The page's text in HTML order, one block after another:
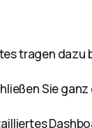
tragen dazu
Sie